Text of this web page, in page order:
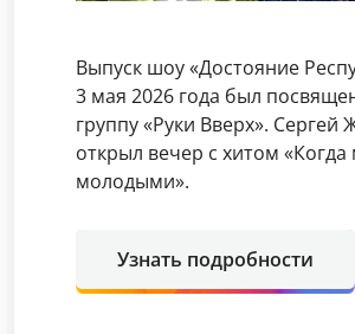
Выпуск шоу «Достояние
3 мая 2026 года был
группу «Руки Вверх». Сергей
открыл вечер с хитом
молодыми».
Узнать подробности